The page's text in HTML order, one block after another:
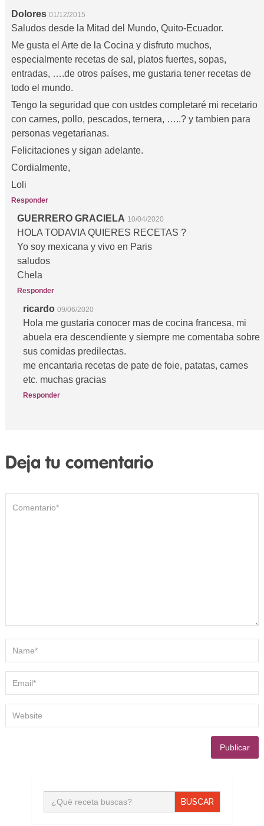
Dolores 01/12/2015
Saludos desde la Mitad del Mundo, Quito-Ecuador.
Me gusta el Arte de la Cocina y disfruto muchos,
especialmente recetas de sal, platos fuertes, sopas,
entradas, ….de otros países, me gustaria tener recetas de
todo el mundo.
Tengo la seguridad que con ustdes completaré mi recetario
con carnes, pollo, pescados, ternera, …..? y tambien para
personas vegetarianas.
Felicitaciones y sigan adelante.
Cordialmente,
Loli
Responder
GUERRERO GRACIELA 10/04/2020
HOLA TODAVIA QUIERES RECETAS ?
Yo soy mexicana y vivo en Paris
saludos
Chela
Responder
ricardo 09/06/2020
Hola me gustaria conocer mas de cocina francesa, mi
abuela era descendiente y siempre me comentaba sobre
sus comidas predilectas.
me encantaria recetas de pate de foie, patatas, carnes
etc. muchas gracias
Responder
Deja tu comentario
Buscar: